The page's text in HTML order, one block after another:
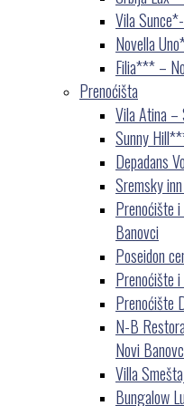
Vila
Novella
Filia*** –
Prenoćišta
Vila Atina –
Sunny
Depadans
Sremsky
Prenoćište
Banovci
Poseidon
Prenoćište
Prenoćište
N-B
Novi
Villa
Bungalow